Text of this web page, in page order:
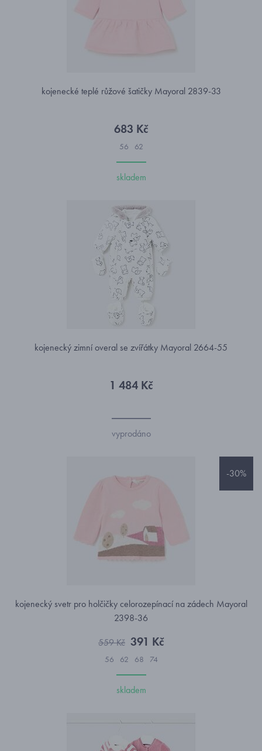
kojenecké teplé růžové šatičky Mayoral 2839-33
683 Kč
56 62
skladem
kojenecký zimní overal se zvířátky Mayoral 2664-55
1 484 Kč
vyprodáno
-30%
kojenecký svetr pro holčičky celorozepínací na zádech Mayoral
2398-36
559 Kč 391 Kč
56 62 68 74
skladem